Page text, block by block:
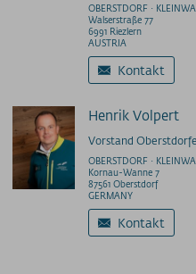
Prices - Ifenbahn
Season ticket
Supersnow annual & season
Allgäu Glacier Card season
Gipfel(S)pass multi-day tickets
GUT-Ticket multi-day tickets
Parking prices
MyMountainNature
OBERSTDORF ·
Walserstraße 77
6991 Riezlern
AUSTRIA
Kontakt
Henrik Volpert
Vorstand
OBERSTDORF ·
Kornau-Wanne 7
87561 Oberstdorf
GERMANY
Kontakt